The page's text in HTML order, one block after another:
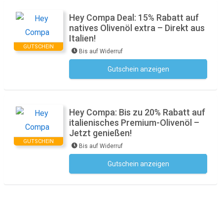
GUTSCHEIN
Hey Compa Deal: 15% Rabatt auf
natives Olivenöl extra – Direkt aus
Italien!
Bis auf Widerruf
Gutschein anzeigen
GUTSCHEIN
Hey Compa: Bis zu 20% Rabatt auf
italienisches Premium-Olivenöl –
Jetzt genießen!
Bis auf Widerruf
Gutschein anzeigen